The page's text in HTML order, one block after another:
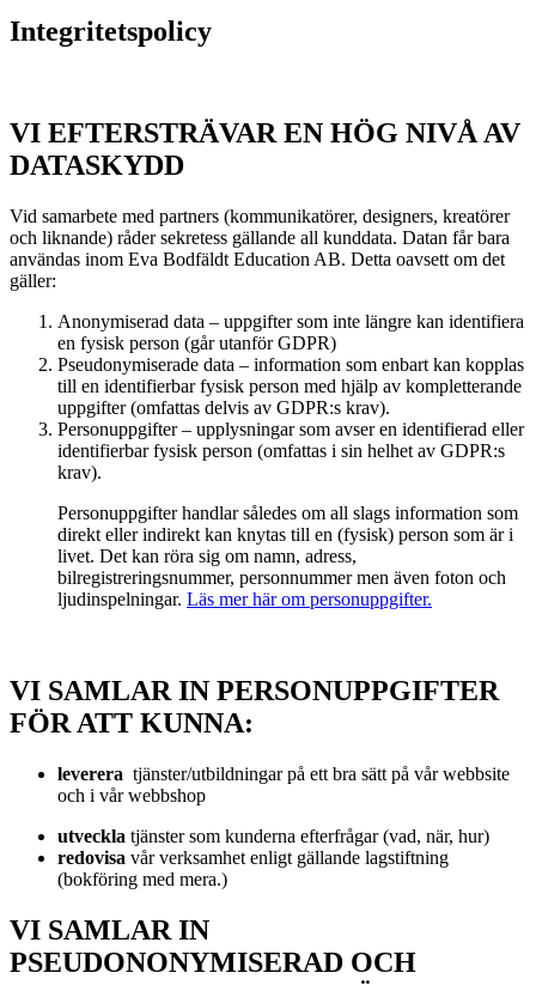
Integritetspolicy
VI EFTERSTRÄVAR EN HÖG NIVÅ AV
DATASKYDD
Vid samarbete med partners (kommunikatörer, designers, kreatörer
och liknande) råder sekretess gällande all kunddata. Datan får bara
användas inom Eva Bodfäldt Education AB. Detta oavsett om det
gäller:
Anonymiserad data – uppgifter som inte längre kan identifiera
en fysisk person (går utanför GDPR)
Pseudonymiserade data – information som enbart kan kopplas
till en identifierbar fysisk person med hjälp av kompletterande
uppgifter (omfattas delvis av GDPR:s krav).
Personuppgifter – upplysningar som avser en identifierad eller
identifierbar fysisk person (omfattas i sin helhet av GDPR:s
krav).
Personuppgifter handlar således om all slags information som
direkt eller indirekt kan knytas till en (fysisk) person som är i
livet. Det kan röra sig om namn, adress,
bilregistreringsnummer, personnummer men även foton och
ljudinspelningar. Läs mer här om personuppgifter.
VI SAMLAR IN PERSONUPPGIFTER
FÖR ATT KUNNA:
leverera tjänster/utbildningar på ett bra sätt på vår webbsite
och i vår webbshop
utveckla tjänster som kunderna efterfrågar (vad, när, hur)
redovisa vår verksamhet enligt gällande lagstiftning
(bokföring med mera.)
VI SAMLAR IN
PSEUDONONYMISERAD OCH